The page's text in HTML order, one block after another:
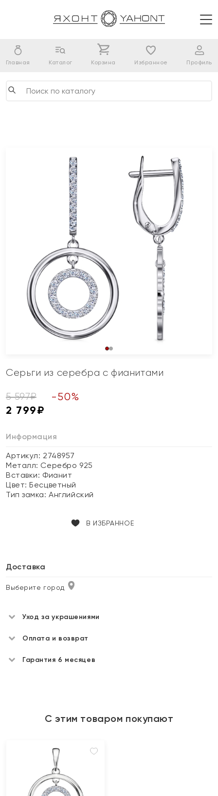
Главная Каталог Корзина Избранное Профиль
Серьги из серебра с фианитами
5 597₽ -50%
2 799₽
Информация
Артикул: 2748957
Металл: Серебро 925
Вставки: Фианит
Цвет:Бесцветный
Тип замка:Английский
В ИЗБРАННОЕ
Доставка
Выберите город
Уход за украшениями
Оплата и возврат
Гарантия 6 месяцев
С этим товаром покупают